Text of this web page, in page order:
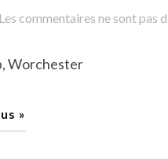
Les commentaires ne sont pas
Worchester
»